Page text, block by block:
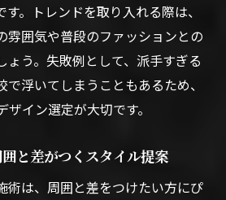
。トレンドを取り入れる際は、
雰囲気や普段のファッションとの
ょう。失敗例として、派手すぎる
浮いてしまうこともあるため、
イン選定が大切です。
と差がつくスタイル提案
術は、周囲と差をつけたい方にぴ